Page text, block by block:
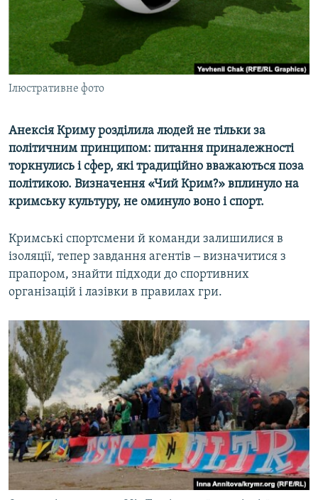
ВІДЕОУРОКИ «ELIFBE»
СВІДЧЕННЯ ОКУПАЦІЇ
УКРАЇНСЬКА ПРОБЛЕМА КРИМУ
ІНФОГРАФІКА
Русский
Qırımtatar
ДОЛУЧАЙСЯ!
Усі сайти RFE/RL
Ілюстративне фото
Анексія Криму розділила людей не тільки за
політичним принципом: питання приналежності
торкнулись і сфер, які традиційно вважаються поза
політикою. Визначення «Чий Крим?» вплинуло на
кримську культуру, не оминуло воно і спорт.
Кримські спортсмени й команди залишилися в
ізоляції, тепер завдання агентів ‒ визначитися з
прапором, знайти підходи до спортивних
організацій і лазівки в правилах гри.